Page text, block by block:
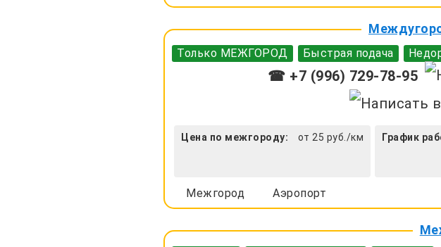
Только МЕЖГОРОД Быстрая подача
☎ +7 (996) 729-78-95
Цена по межгороду: от 25 руб./км График
Межгород Аэропорт